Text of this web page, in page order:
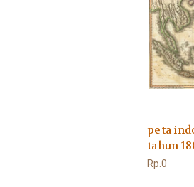
peta
tahun
Rp.0